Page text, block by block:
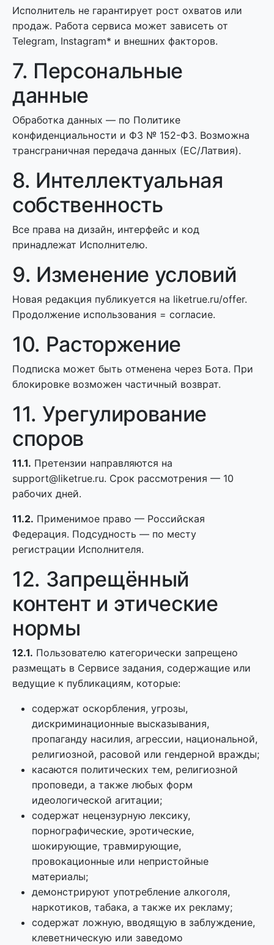
Исполнитель не гарантирует рост охватов или
продаж. Работа сервиса может зависеть от
Telegram, Instagram* и внешних факторов.
7. Персональные
данные
Обработка данных — по Политике
конфиденциальности и ФЗ № 152-ФЗ. Возможна
трансграничная передача данных (ЕС/Латвия).
8. Интеллектуальная
собственность
Все права на дизайн, интерфейс и код
принадлежат Исполнителю.
9. Изменение условий
Новая редакция публикуется на liketrue.ru/offer.
Продолжение использования = согласие.
10. Расторжение
Подписка может быть отменена через Бота. При
блокировке возможен частичный возврат.
11. Урегулирование
споров
11.1. Претензии направляются на
support@liketrue.ru. Срок рассмотрения — 10
рабочих дней.
11.2. Применимое право — Российская
Федерация. Подсудность — по месту
регистрации Исполнителя.
12. Запрещённый
контент и этические
нормы
12.1. Пользователю категорически запрещено
размещать в Сервисе задания, содержащие или
ведущие к публикациям, которые:
содержат оскорбления, угрозы,
дискриминационные высказывания,
пропаганду насилия, агрессии, национальной,
религиозной, расовой или гендерной вражды;
касаются политических тем, религиозной
проповеди, а также любых форм
идеологической агитации;
содержат нецензурную лексику,
порнографические, эротические,
шокирующие, травмирующие,
провокационные или непристойные
материалы;
демонстрируют употребление алкоголя,
наркотиков, табака, а также их рекламу;
содержат ложную, вводящую в заблуждение,
клеветническую или заведомо